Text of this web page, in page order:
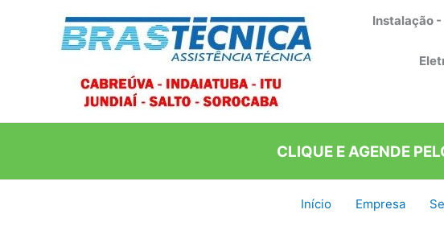
Instalação
CLIQUE E AGENDE
Início Empresa